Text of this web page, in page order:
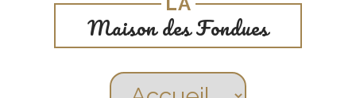
Maison des Fondues